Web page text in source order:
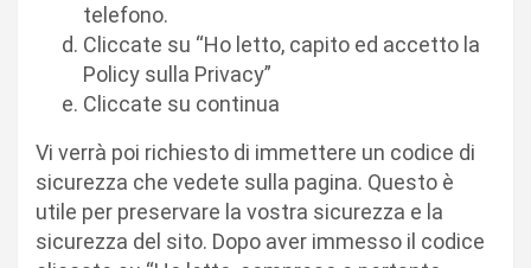
telefono.
Cliccate su “Ho letto, capito ed accetto la
Policy sulla Privacy”
Cliccate su continua
Vi verrà poi richiesto di immettere un codice di
sicurezza che vedete sulla pagina. Questo è
utile per preservare la vostra sicurezza e la
sicurezza del sito. Dopo aver immesso il codice